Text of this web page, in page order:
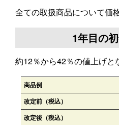
全ての取扱商品について価
1年目の
約12％から42％の値上げと
商品例
改定前（税込）
改定後（税込）